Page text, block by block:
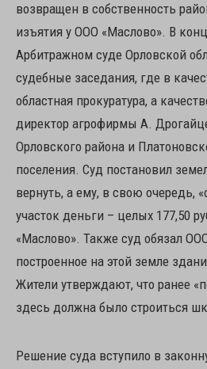
возвращен в собственность
изъятия у ООО «Маслово». В
Арбитражном суде Орловской
судебные заседания, где в
областная прокуратура, а
директор агрофирмы А.
Орловского района и
поселения. Суд постановил
вернуть, а ему, в свою очередь,
участок деньги – целых 177,50
«Маслово». Также суд обязал
построенное на этой земле
Жители утверждают, что ранее
здесь должна было строиться
Решение суда вступило в